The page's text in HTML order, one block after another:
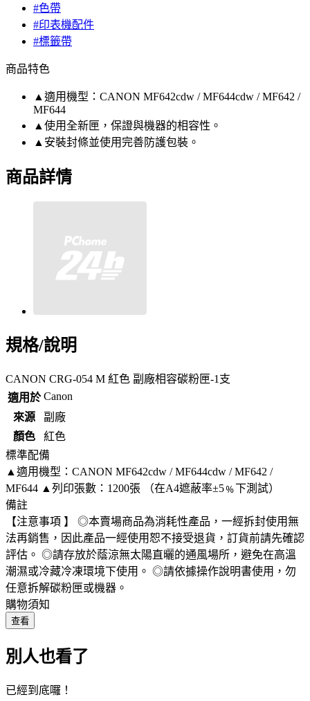
#色帶
#印表機配件
#標籤帶
商品特色
▲適用機型：CANON MF642cdw / MF644cdw / MF642 /
MF644
▲使用全新匣，保證與機器的相容性。
▲安裝封條並使用完善防護包裝。
商品詳情
規格/說明
CANON CRG-054 M 紅色 副廠相容碳粉匣-1支
適用於 Canon
來源
副廠
顏色
紅色
標準配備
▲適用機型：CANON MF642cdw / MF644cdw / MF642 /
MF644 ▲列印張數：1200張 （在A4遮蔽率±5﹪下測試）
備註
【注意事項 】 ◎本賣場商品為消耗性產品，一經拆封使用無
法再銷售，因此產品一經使用恕不接受退貨，訂貨前請先確認
評估。 ◎請存放於蔭涼無太陽直曬的通風場所，避免在高溫
潮濕或冷藏冷凍環境下使用。 ◎請依據操作說明書使用，勿
任意拆解碳粉匣或機器。
購物須知
查看
別人也看了
已經到底囉！